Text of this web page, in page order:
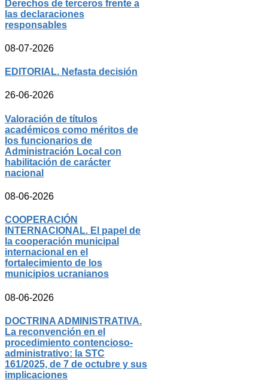
Derechos de terceros frente a
las declaraciones
responsables
08-07-2026
EDITORIAL. Nefasta decisión
26-06-2026
Valoración de títulos
académicos como méritos de
los funcionarios de
Administración Local con
habilitación de carácter
nacional
08-06-2026
COOPERACIÓN
INTERNACIONAL. El papel de
la cooperación municipal
internacional en el
fortalecimiento de los
municipios ucranianos
08-06-2026
DOCTRINA ADMINISTRATIVA.
La reconvención en el
procedimiento contencioso-
administrativo: la STC
161/2025, de 7 de octubre y sus
implicaciones